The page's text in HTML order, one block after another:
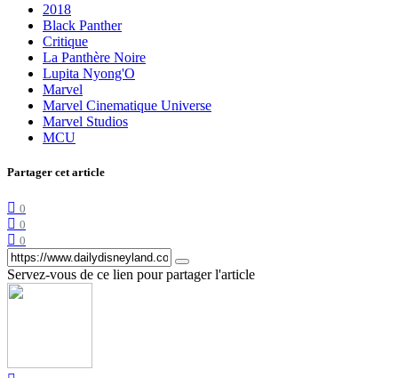
2018
Black Panther
Critique
La Panthère Noire
Lupita Nyong'O
Marvel
Marvel Cinematique Universe
Marvel Studios
MCU
Partager cet article
0
0
0
Servez-vous de ce lien pour partager l'article